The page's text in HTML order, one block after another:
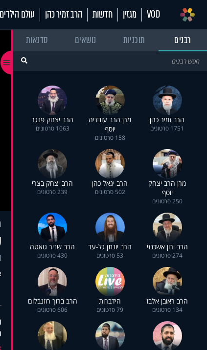
VOD מגזין חדשות הרב זמיר כהן עולם הילדים
רבנים
תוכניות נושאים סדנאות
הרב זמיר כהן
1751 סרטונים
מרן הרב עובדיה
יוסף
158 סרטונים
הרב יצחק פנגר
1063 סרטונים
מרן הרב יצחק
יוסף
250 סרטונים
הרב יגאל כהן
502 סרטונים
הרב יצחק בצרי
239 סרטונים
הרב ירון אשכנזי
274 סרטונים
הרב יונתן גל-עד
53 סרטונים
הרב שניר גואטה
430 סרטונים
הרב ראובן אלבז
134 סרטונים
הידברות
79 סרטונים
הרב ברוך רוזנבלום
606 סרטונים